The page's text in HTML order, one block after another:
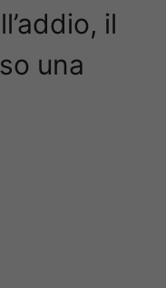
il
una